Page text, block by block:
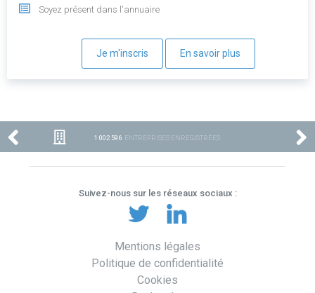
Soyez présent dans l'annuaire
Je m'inscris En savoir plus
1 002 596 ENTREPRISES ENREGISTRÉES
Suivez-nous sur les réseaux sociaux :
Mentions légales
Politique de confidentialité
Cookies